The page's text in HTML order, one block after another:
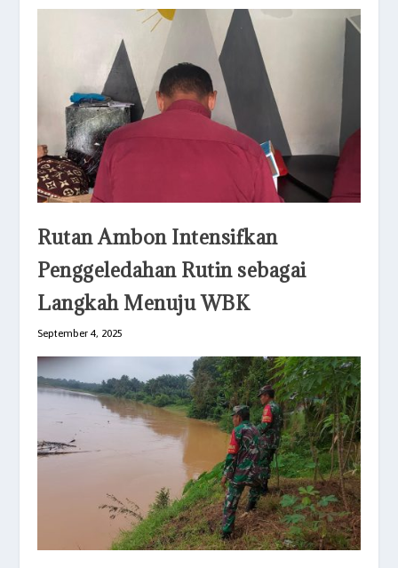
Rutan Ambon Intensifkan
Penggeledahan Rutin sebagai
Langkah Menuju WBK
September 4, 2025